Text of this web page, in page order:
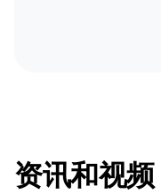
资讯和视频